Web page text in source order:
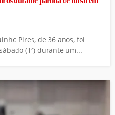
Pires, de 36 anos, foi
(1º) durante um...